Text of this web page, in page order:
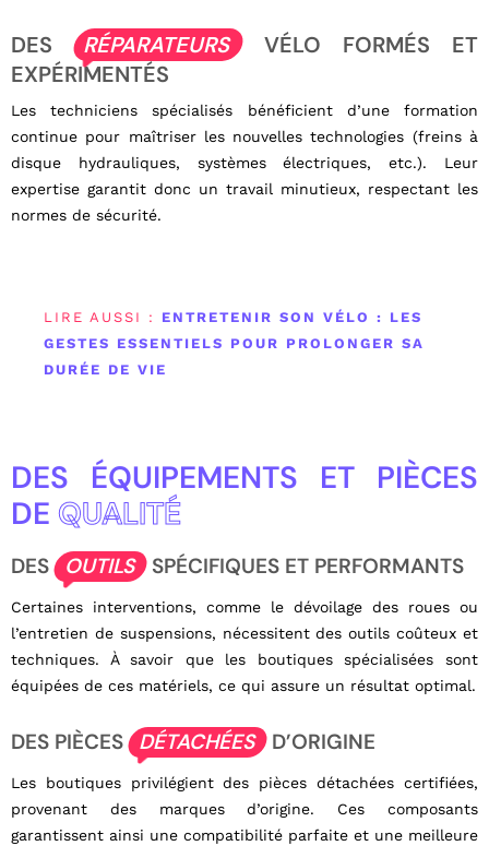
DES RÉPARATEURS VÉLO FORMÉS ET
EXPÉRIMENTÉS
Les techniciens spécialisés bénéficient d’une formation
continue pour maîtriser les nouvelles technologies (freins à
disque hydrauliques, systèmes électriques, etc.). Leur
expertise garantit donc un travail minutieux, respectant les
normes de sécurité.
LIRE AUSSI : ENTRETENIR SON VÉLO : LES
GESTES ESSENTIELS POUR PROLONGER SA
DURÉE DE VIE
DES ÉQUIPEMENTS ET PIÈCES
DE QUALITÉ
DES OUTILS SPÉCIFIQUES ET PERFORMANTS
Certaines interventions, comme le dévoilage des roues ou
l’entretien de suspensions, nécessitent des outils coûteux et
techniques. À savoir que les boutiques spécialisées sont
équipées de ces matériels, ce qui assure un résultat optimal.
DES PIÈCES DÉTACHÉES D’ORIGINE
Les boutiques privilégient des pièces détachées certifiées,
provenant des marques d’origine. Ces composants
garantissent ainsi une compatibilité parfaite et une meilleure